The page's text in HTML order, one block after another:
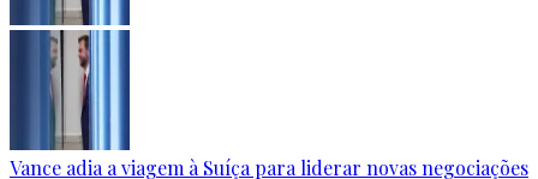
Vance adia a viagem à Suíça para liderar novas negociações